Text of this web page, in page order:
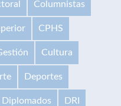
Columnistas
CPHS
Cultura
Deportes
Diplomados DRI